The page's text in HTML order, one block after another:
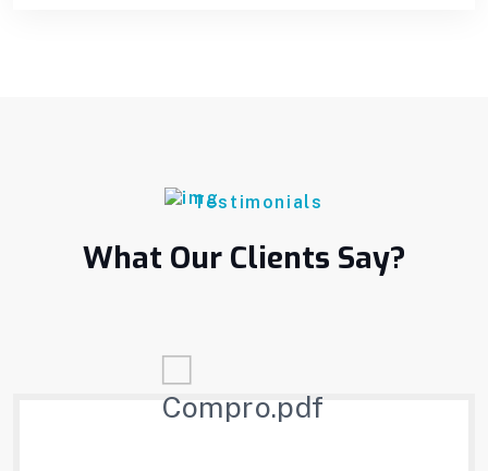
Testimonials
What Our Clients Say?